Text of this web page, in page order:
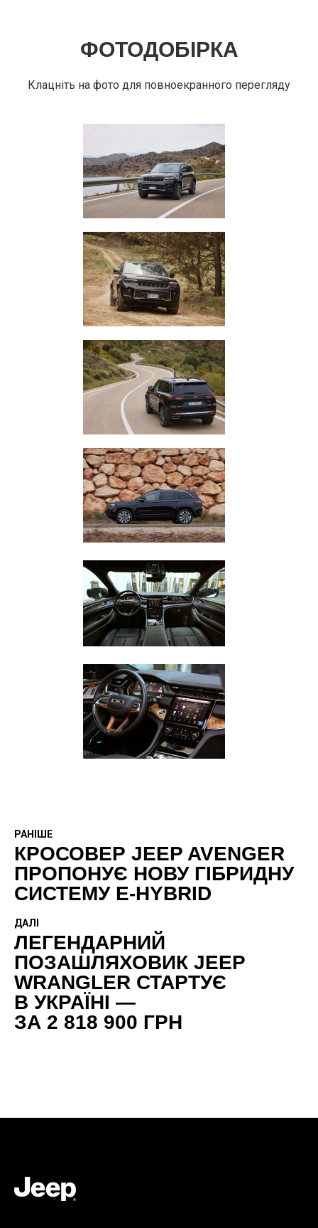
ФОТОДОБІРКА
Клацніть на фото для повноекранного перегляду
РАНІШЕ
КРОСОВЕР JEEP AVENGER
ПРОПОНУЄ НОВУ ГІБРИДНУ
СИСТЕМУ E-HYBRID
ДАЛІ
ЛЕГЕНДАРНИЙ
ПОЗАШЛЯХОВИК JEEP
WRANGLER СТАРТУЄ
В УКРАЇНІ —
ЗА 2 818 900 ГРН